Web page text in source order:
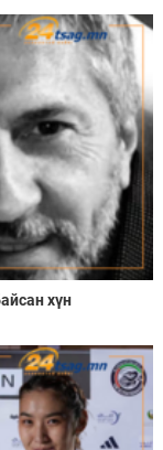
хүн